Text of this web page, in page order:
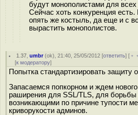
будут монополистами для всех
Сейчас хоть конкуренция
опять же костыль, да еще и с
вырастить монополистов.
1.37 ,umbr(ok), 21:40, 25/05/2012 [ответить] [
[к модератору]
Попытка стандартизировать защиту
Запасаемся попкорном и ждем
раширения для SSL/TLS, для борьбы
возникающими по причине тупости
криворукости админов.